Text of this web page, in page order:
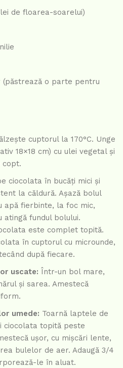
de floarea-soarelui)
(păstrează o parte pentru
cuptorul la 170°C. Unge
18×18 cm) cu ulei vegetal și
copt.
ciocolata în bucăți mici și
la căldură. Așază bolul
apă fierbinte, la foc mic,
atingă fundul bolului.
este complet topită.
în cuptorul cu microunde,
după fiecare.
uscate: Într-un bol mare,
și sarea. Amestecă
umede: Toarnă laptele de
ciocolata topită peste
ușor, cu mișcări lente,
bulelor de aer. Adaugă 3/4
le în aluat.